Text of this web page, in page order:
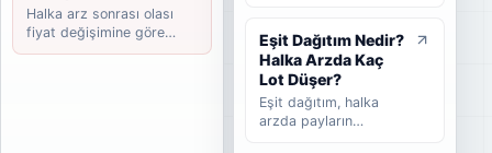
Halka arz sonrası olası
fiyat değişimine göre
kazanç senaryosunu
şirketler için kullanılır.
Bu rehberde yaklaşan
halka arz, beklenen
halka arz, takvimi
beklenen halka arz ve
talep toplama
riskler, fon kullanım
yeri ve satış süreci
hakkında bilgi veren
temel kamuyu
aydınlatma belgesidir.
Bu rehberde
Eşit Dağıtım Nedir?
Halka Arzda Kaç
Lot Düşer?
Eşit dağıtım, halka
arzda payların